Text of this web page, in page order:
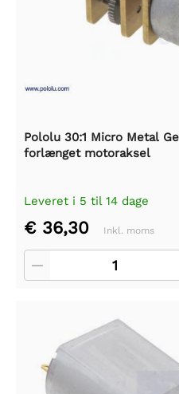
Pololu 30:1 Micro Metal
forlænget motoraksel
Leveret i 5 til 14 dage
€ 36,30 Inkl. moms